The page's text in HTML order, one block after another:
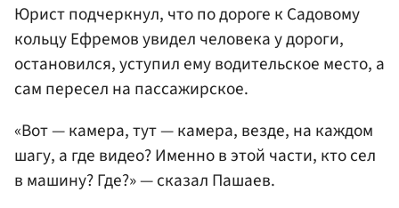
Юрист подчеркнул, что по дороге к Садовому
кольцу Ефремов увидел человека у дороги,
остановился, уступил ему водительское место, а
сам пересел на пассажирское.
«Вот — камера, тут — камера, везде, на каждом
шагу, а где видео? Именно в этой части, кто сел
в машину? Где?» — сказал Пашаев.